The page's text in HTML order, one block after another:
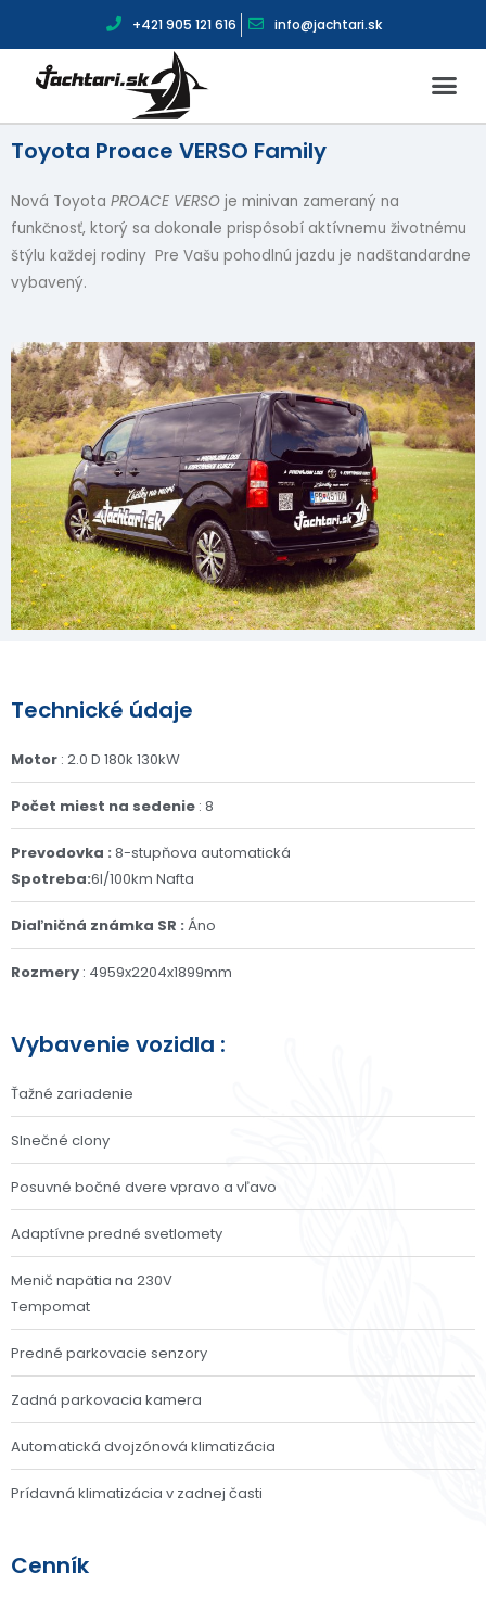
+421 905 121 616 info@jachtari.sk
Toyota Proace VERSO Family
Nová Toyota PROACE VERSO je minivan zameraný na
funkčnosť, ktorý sa dokonale prispôsobí aktívnemu životnému
štýlu každej rodiny Pre Vašu pohodlnú jazdu je nadštandardne
vybavený.
Technické údaje
Motor : 2.0 D 180k 130kW
Počet miest na sedenie : 8
Prevodovka : 8-stupňova automatická
Spotreba:6l/100km Nafta
Diaľničná známka SR : Áno
Rozmery : 4959x2204x1899mm
Vybavenie vozidla :
Ťažné zariadenie
Slnečné clony
Posuvné bočné dvere vpravo a vľavo
Adaptívne predné svetlomety
Menič napätia na 230V
Tempomat
Predné parkovacie senzory
Zadná parkovacia kamera
Automatická dvojzónová klimatizácia
Prídavná klimatizácia v zadnej časti
Cenník